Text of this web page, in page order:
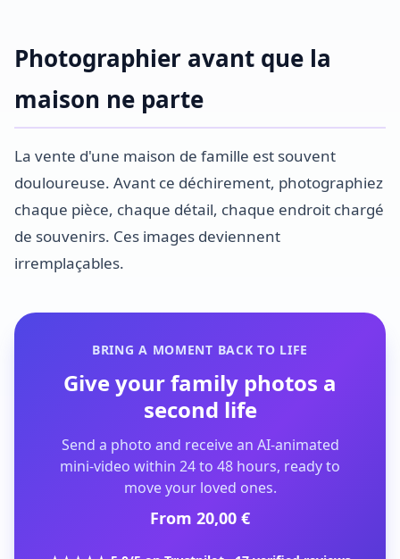
Photographier avant que la
maison ne parte
La vente d'une maison de famille est souvent
douloureuse. Avant ce déchirement, photographiez
chaque pièce, chaque détail, chaque endroit chargé
de souvenirs. Ces images deviennent
irremplaçables.
BRING A MOMENT BACK TO LIFE
Give your family photos a
second life
Send a photo and receive an AI-animated
mini-video within 24 to 48 hours, ready to
move your loved ones.
From 20,00 €